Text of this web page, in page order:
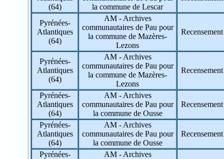
86 => Vienne
87 => Haute-Vienne
88 => Vosges
89 => Yonne
90 => Territoire de Belfort
91 => Essonne
92 => Hauts-de-Seine
93 => Seine-Saint-Denis
94 => Val-de-Marne
95 => Val-d'Oise
971 => Guadeloupe
972 => Martinique
973 => Guyane
974 => La Réunion
975 => Saint-Pierre-et-Miquelon
976 => Mayotte
(64)
la commune de Lescar
Pyrénées-
Atlantiques
(64)
AM - Archives
communautaires de Pau pour
la commune de Mazères-
Lezons
Recensement
Pyrénées-
Atlantiques
(64)
AM - Archives
communautaires de Pau pour
la commune de Mazères-
Lezons
Recensement
Pyrénées-
Atlantiques
(64)
AM - Archives
communautaires de Pau pour
la commune de Ousse
Recensement
Pyrénées-
Atlantiques
(64)
AM - Archives
communautaires de Pau pour
la commune de Ousse
Recensement
Pyrénées-
AM - Archives